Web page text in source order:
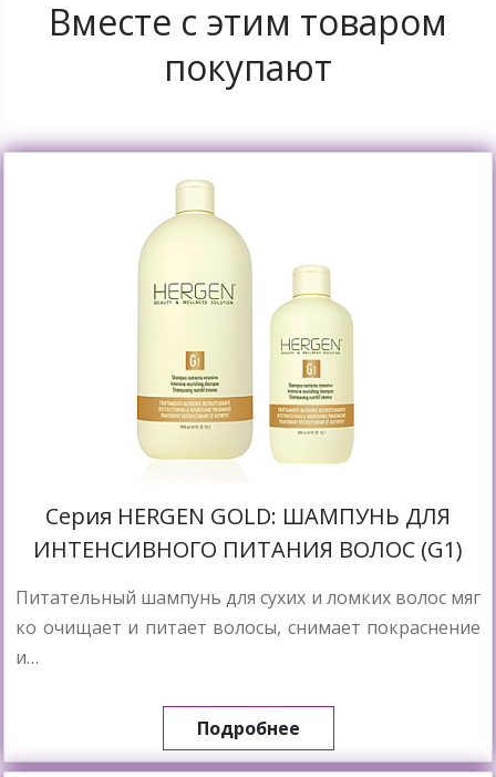
Вместе с этим товаром
покупают
Cерия HERGEN GOLD: ШАМПУНЬ ДЛЯ
ИНТЕНСИВНОГО ПИТАНИЯ ВОЛОС (G1)
Питательный шампунь для сухих и ломких волос мяг
ко очищает и питает волосы, снимает покраснение
и…
Подробнее